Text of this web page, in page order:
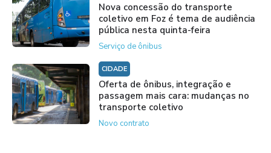
Nova concessão do transporte
coletivo em Foz é tema de audiência
pública nesta quinta-feira
Serviço de ônibus
CIDADE
Oferta de ônibus, integração e
passagem mais cara: mudanças no
transporte coletivo
Novo contrato